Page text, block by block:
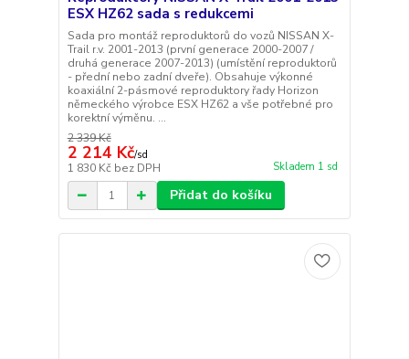
ESX HZ62 sada s redukcemi
Sada pro montáž reproduktorů do vozů NISSAN X-
Trail r.v. 2001-2013 (první generace 2000-2007 /
druhá generace 2007-2013) (umístění reproduktorů
- přední nebo zadní dveře). Obsahuje výkonné
koaxiální 2-pásmové reproduktory řady Horizon
německého výrobce ESX HZ62 a vše potřebné pro
korektní výměnu. ...
2 339 Kč
2 214 Kč/sd
1 830 Kč bez DPH Skladem 1 sd
Přidat do košíku